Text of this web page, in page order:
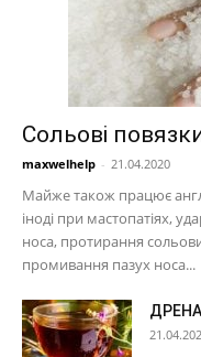
Сольові
maxwelhelp - 21.04.2020
Майже також працює
іноді при мастопатіях,
носа, протирання
промивання пазух носа...